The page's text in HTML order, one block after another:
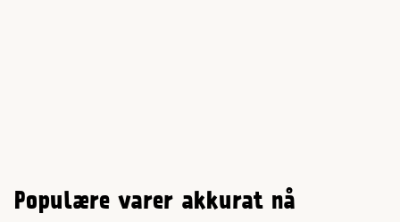
Populære varer akkurat nå